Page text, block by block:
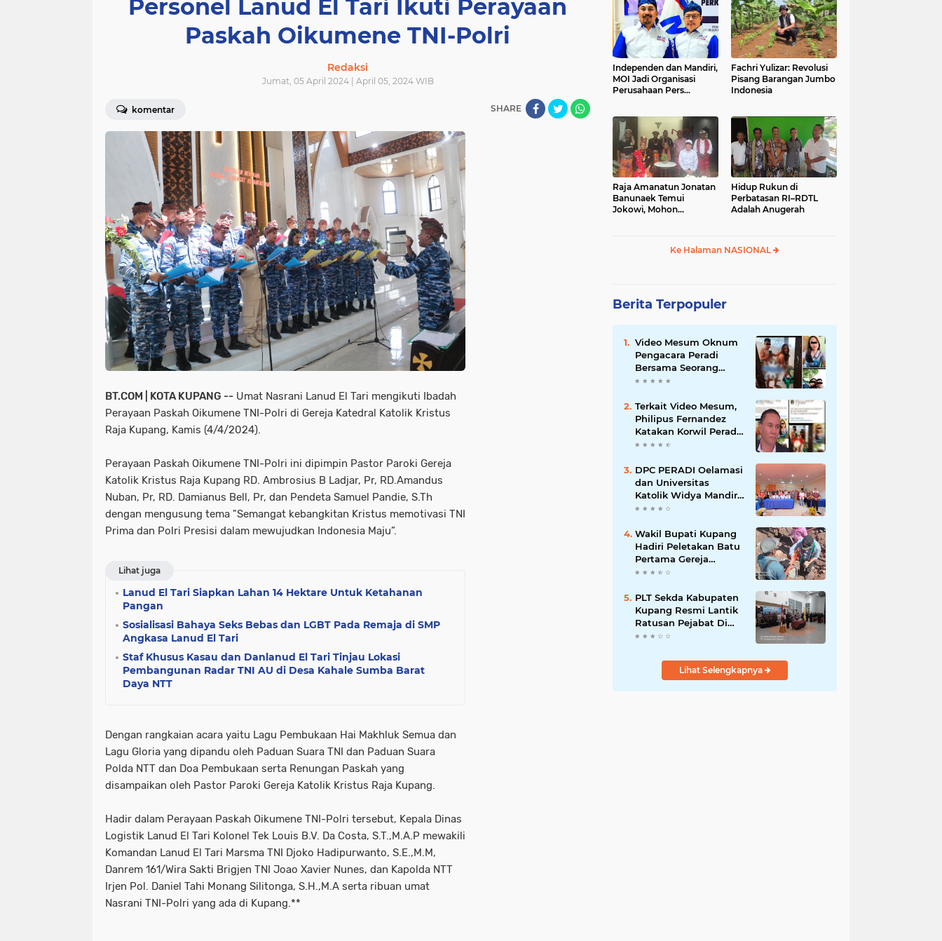
Personel Lanud El Tari Ikuti Perayaan
Paskah Oikumene TNI-Polri
Redaksi
Jumat, 05 April 2024 | April 05, 2024 WIB
komentar SHARE
BT.COM | KOTA KUPANG -- Umat Nasrani Lanud El Tari mengikuti Ibadah
Perayaan Paskah Oikumene TNI-Polri di Gereja Katedral Katolik Kristus
Raja Kupang, Kamis (4/4/2024).
Perayaan Paskah Oikumene TNI-Polri ini dipimpin Pastor Paroki Gereja
Katolik Kristus Raja Kupang RD. Ambrosius B Ladjar, Pr, RD.Amandus
Nuban, Pr, RD. Damianus Bell, Pr, dan Pendeta Samuel Pandie, S.Th
dengan mengusung tema "Semangat kebangkitan Kristus memotivasi TNI
Prima dan Polri Presisi dalam mewujudkan Indonesia Maju”.
Lihat juga
Lanud El Tari Siapkan Lahan 14 Hektare Untuk Ketahanan
Pangan
Sosialisasi Bahaya Seks Bebas dan LGBT Pada Remaja di SMP
Angkasa Lanud El Tari
Staf Khusus Kasau dan Danlanud El Tari Tinjau Lokasi
Pembangunan Radar TNI AU di Desa Kahale Sumba Barat
Daya NTT
Dengan rangkaian acara yaitu Lagu Pembukaan Hai Makhluk Semua dan
Lagu Gloria yang dipandu oleh Paduan Suara TNI dan Paduan Suara
Polda NTT dan Doa Pembukaan serta Renungan Paskah yang
disampaikan oleh Pastor Paroki Gereja Katolik Kristus Raja Kupang.
Hadir dalam Perayaan Paskah Oikumene TNI-Polri tersebut, Kepala Dinas
Logistik Lanud El Tari Kolonel Tek Louis B.V. Da Costa, S.T.,M.A.P mewakili
Komandan Lanud El Tari Marsma TNI Djoko Hadipurwanto, S.E.,M.M,
Danrem 161/Wira Sakti Brigjen TNI Joao Xavier Nunes, dan Kapolda NTT
Irjen Pol. Daniel Tahi Monang Silitonga, S.H.,M.A serta ribuan umat
Nasrani TNI-Polri yang ada di Kupang.**
Independen dan Mandiri,
MOI Jadi Organisasi
Perusahaan Pers
Fachri Yulizar: Revolusi
Pisang Barangan Jumbo
Indonesia
Raja Amanatun Jonatan
Banunaek Temui
Jokowi, Mohon
Hidup Rukun di
Perbatasan RI–RDTL
Adalah Anugerah
Ke Halaman NASIONAL
Berita Terpopuler
Video Mesum Oknum
Pengacara Peradi
Bersama Seorang
Wanita Viral di
Terkait Video Mesum,
Philipus Fernandez
Katakan Korwil Peradi
NTT Akan Panggil
DPC PERADI Oelamasi
dan Universitas
Katolik Widya Mandira
Kupang Resmi Tutup
Wakil Bupati Kupang
Hadiri Peletakan Batu
Pertama Gereja
Imanuel Bonet
PLT Sekda Kabupaten
Kupang Resmi Lantik
Ratusan Pejabat Di
Lingkup Kabupaten
Lihat Selengkapnya